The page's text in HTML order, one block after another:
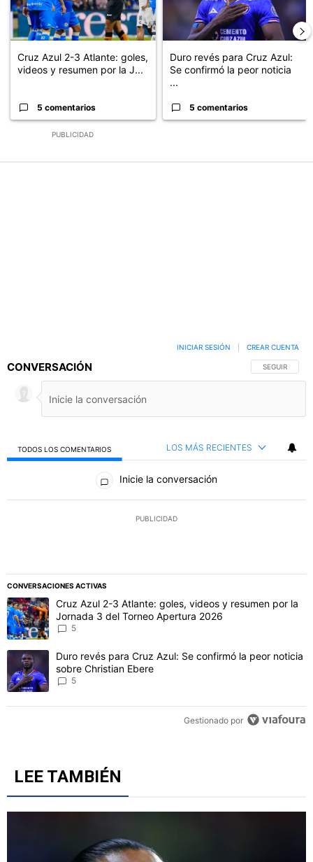
PUBLICIDAD
Cruz Azul 2-3 Atlante: goles,
videos y resumen por la J...
5 comentarios
Duro revés para Cruz Azul:
Se confirmó la peor noticia
...
5 comentarios
CONVERSACIÓN SIGA ESTA
SEGUIR
INICIAR SESIÓN CREAR CUENTA
TODOS LOS COMENTARIOS LOS MÁS RECIENTES
Todos los comentarios
Inicie la conversación
PUBLICIDAD
CONVERSACIONES ACTIVAS
Este listado muestra los artículos con más comentarios en los
Un artículo de tendencia con el título "Cruz Azul 2-3 Atlante:
Cruz Azul 2-3 Atlante: goles, videos y resumen por la
Jornada 3 del Torneo Apertura 2026
5
Un artículo de tendencia con el título "Duro revés para Cruz Azul:
Duro revés para Cruz Azul: Se confirmó la peor noticia
sobre Christian Ebere
5
Gestionado por
LEE TAMBIÉN